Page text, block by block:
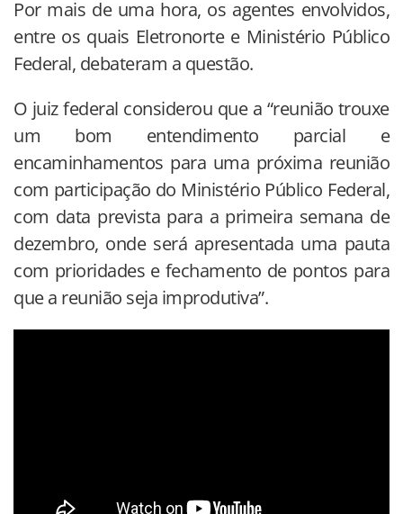
Por mais de uma hora, os agentes envolvidos,
entre os quais Eletronorte e Ministério Público
Federal, debateram a questão.
O juiz federal considerou que a “reunião trouxe
um bom entendimento parcial e
encaminhamentos para uma próxima reunião
com participação do Ministério Público Federal,
com data prevista para a primeira semana de
dezembro, onde será apresentada uma pauta
com prioridades e fechamento de pontos para
que a reunião seja improdutiva”.